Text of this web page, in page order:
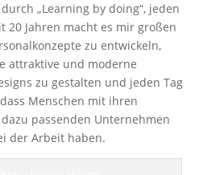
„Learning by doing“, jeden
20 Jahren macht es mir großen
zu entwickeln,
attraktive und moderne
zu gestalten und jeden Tag
Menschen mit ihren
passenden Unternehmen
der Arbeit haben.